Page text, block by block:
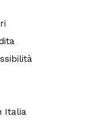
Italia